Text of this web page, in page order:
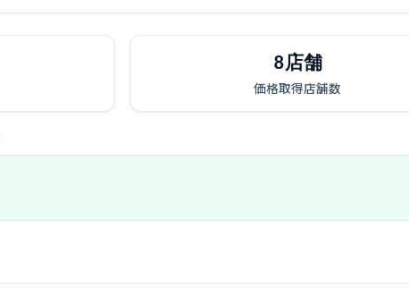
8店舗
価格取得店舗数